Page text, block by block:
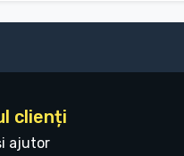
clienți
ajutor